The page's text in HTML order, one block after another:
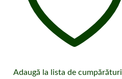
Adaugă la lista de cumpărături